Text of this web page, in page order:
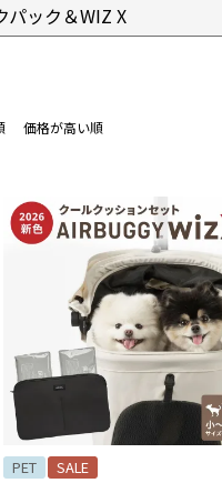
パック＆WIZ X
価格が高い順
PET SALE